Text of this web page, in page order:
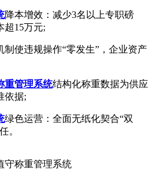
降本增效：减少3名以上专职磅
超15万元;
使违规操作“零发生”，企业资产
重管理系统结构化称重数据为供应
依据;
绿色运营：全面无纸化契合“双
。